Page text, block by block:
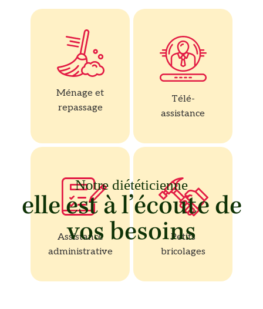
Ménage et
repassage
Télé-
assistance
Assistance
administrative
Petits
bricolages
Notre diététicienne
elle est à l’écoute de
vos besoins